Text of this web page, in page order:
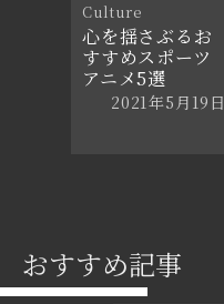
Culture
心を揺さぶるお
すすめスポーツ
アニメ5選
2021年5月19日
おすすめ記事